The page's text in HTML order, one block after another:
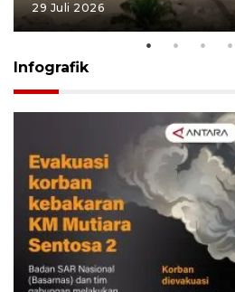
29 Juli 2026
Infografik